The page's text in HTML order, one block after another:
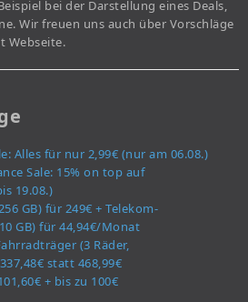
bei der Darstellung eines Deals,
Wir freuen uns auch über Vorschläge
Webseite.
Alles für nur 2,99€ (nur am 06.08.)
Sale: 15% on top auf
19.08.)
GB) für 249€ + Telekom-
GB) für 44,94€/Monat
(3 Räder,
statt 468,99€
+ bis zu 100€